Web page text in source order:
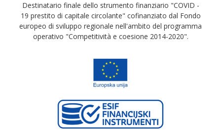
Destinatario finale dello strumento finanziario "COVID -
19 prestito di capitale circolante" cofinanziato dal Fondo
europeo di sviluppo regionale nell'ambito del programma
operativo "Competitività e coesione 2014-2020".